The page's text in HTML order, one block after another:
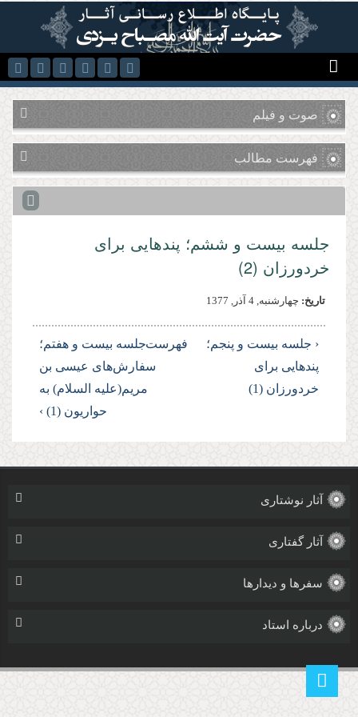
رفتن به محتوای اصلی
صوت و فیلم
فهرست مطالب
جلسه بیست و ششم؛ پندهایى براى
خردورزان (2)
تاریخ: چهارشنبه, 4 آذر, 1377
‹ جلسه بیست و پنجم؛
پندهایى براى
خردورزان (1)
فهرستجلسه بیست و هفتم؛
سفارش‌هاى عیسى بن
مریم(علیه السلام) به
حواریون (1) ›
آثار نوشتاری
آثار گفتاری
سفرها و دیدارها
درباره استاد